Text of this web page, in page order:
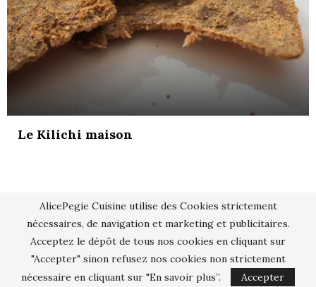
Le Kilichi maison
AlicePegie Cuisine utilise des Cookies strictement
nécessaires, de navigation et marketing et publicitaires.
Acceptez le dépôt de tous nos cookies en cliquant sur
"Accepter" sinon refusez nos cookies non strictement
nécessaire en cliquant sur "En savoir plus”.
Accepter